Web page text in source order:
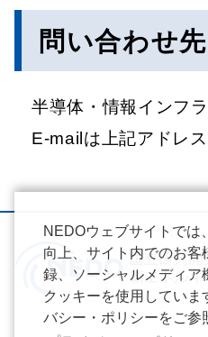
問い合わせ先
半導体・情報インフ
E-mailは上記アドレ
NEDOウェブサイトでは
向上、サイト内でのお客
録、ソーシャルメディア
クッキーを使用していま
バシー・ポリシーをご参